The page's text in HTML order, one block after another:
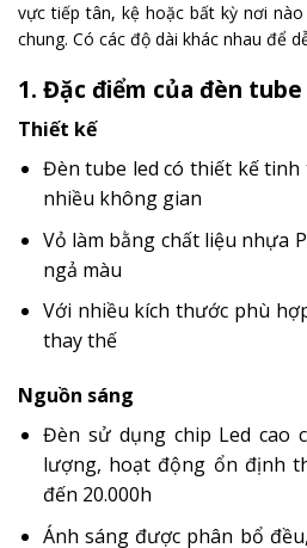
vực tiếp tân, kệ hoặc bất kỳ nơi
chung. Có các độ dài khác nhau để
1. Đặc điểm của đèn tube
Thiết kế
Đèn tube led có thiết kế
nhiều không gian
Vỏ làm bằng chất liệu nhựa
ngả màu
Với nhiều kích thước phù
thay thế
Nguồn sáng
Đèn sử dụng chip Led cao
lượng, hoạt động ổn định
đến 20.000h
Ánh sáng được phân bổ